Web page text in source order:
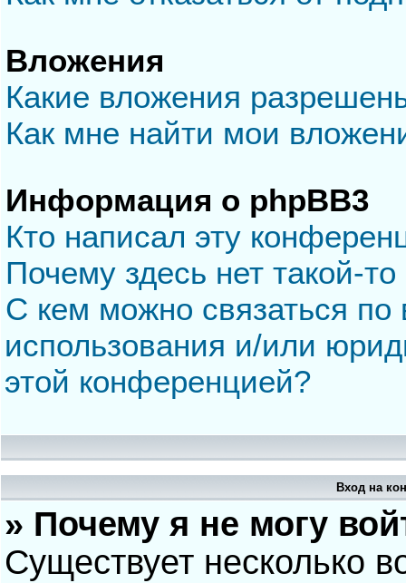
Вложения
Какие вложения
Как мне найти мои
Информация о phpBB3
Кто написал эту
Почему здесь нет такой-
С кем можно связаться по
использования и/или
этой конференцией?
Вход на
» Почему я не могу
Существует несколько